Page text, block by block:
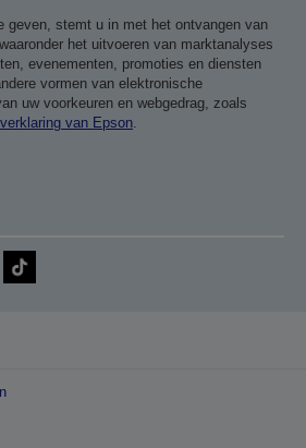
geven, stemt u in met het ontvangen van
het uitvoeren van marktanalyses
evenementen, promoties en diensten
vormen van elektronische
uw voorkeuren en webgedrag, zoals
van Epson.